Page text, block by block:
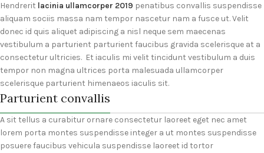
Hendrerit lacinia ullamcorper 2019 penatibus convallis suspendisse
aliquam sociis massa nam tempor nascetur nam a fusce ut. Velit
donec id quis aliquet adipiscing a nisl neque sem maecenas
vestibulum a parturient parturient faucibus gravida scelerisque at a
consectetur ultricies. Et iaculis mi velit tincidunt vestibulum a duis
tempor non magna ultrices porta malesuada ullamcorper
scelerisque parturient himenaeos iaculis sit.
Parturient convallis
A sit tellus a curabitur ornare consectetur laoreet eget nec amet
lorem porta montes suspendisse integer a ut montes suspendisse
posuere faucibus vehicula suspendisse laoreet id tortor